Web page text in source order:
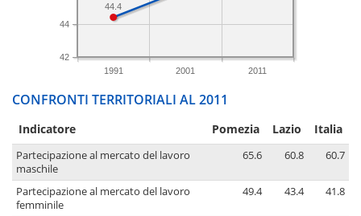
1991 2001 2011
42
44
44.4
CONFRONTI TERRITORIALI AL 2011
Indicatore Pomezia Lazio Italia
Partecipazione al mercato del lavoro
maschile
65.6 60.8 60.7
Partecipazione al mercato del lavoro
femminile
49.4 43.4 41.8